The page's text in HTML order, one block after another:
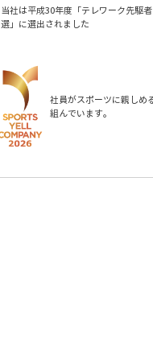
当社は平成30年度「テレワーク先駆
選」に選出されました
社員がスポーツに親しめ
組んでいます。